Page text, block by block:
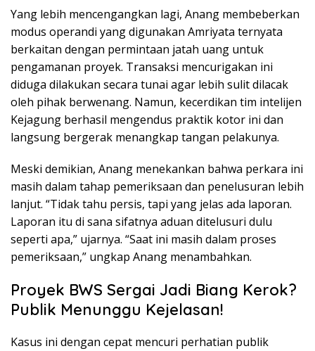
Yang lebih mencengangkan lagi, Anang membeberkan
modus operandi yang digunakan Amriyata ternyata
berkaitan dengan permintaan jatah uang untuk
pengamanan proyek. Transaksi mencurigakan ini
diduga dilakukan secara tunai agar lebih sulit dilacak
oleh pihak berwenang. Namun, kecerdikan tim intelijen
Kejagung berhasil mengendus praktik kotor ini dan
langsung bergerak menangkap tangan pelakunya.
Meski demikian, Anang menekankan bahwa perkara ini
masih dalam tahap pemeriksaan dan penelusuran lebih
lanjut. “Tidak tahu persis, tapi yang jelas ada laporan.
Laporan itu di sana sifatnya aduan ditelusuri dulu
seperti apa,” ujarnya. “Saat ini masih dalam proses
pemeriksaan,” ungkap Anang menambahkan.
Proyek BWS Sergai Jadi Biang Kerok?
Publik Menunggu Kejelasan!
Kasus ini dengan cepat mencuri perhatian publik